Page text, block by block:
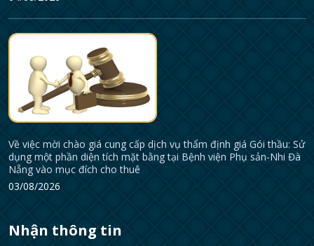
Về việc mời chào giá cung cấp dịch vụ thẩm định giá Gói thầu: Sử
dụng một phần diện tích mặt bằng tại Bệnh viện Phụ sản-Nhi Đà
Nẵng vào mục đích cho thuê
03/08/2026
Nhận thông tin